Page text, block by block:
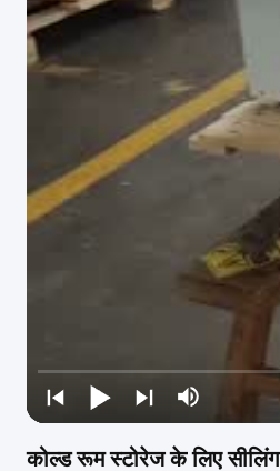
कोल्ड रूम स्टोरेज के लिए